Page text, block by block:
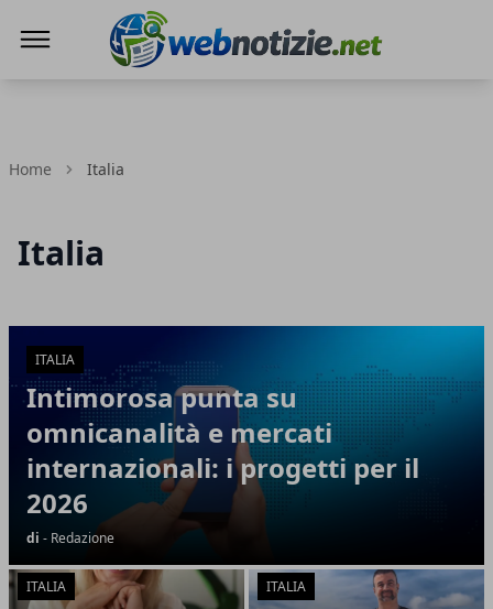
Home Italia
Italia
ITALIA
Intimorosa punta su
omnicanalità e mercati
internazionali: i progetti per il
2026
di - Redazione
ITALIA ITALIA